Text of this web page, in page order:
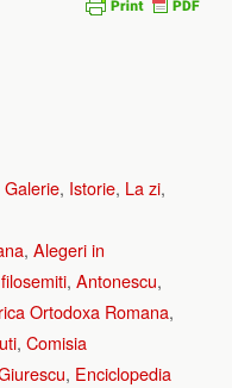
Galerie, Istorie, La zi,
, Alegeri in
, Antonescu,
Ortodoxa Romana,
, Comisia
, Enciclopedia